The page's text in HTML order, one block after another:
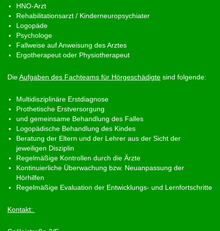
HNO-Arzt
Rehabilitationsarzt / Kinderneuropsychiater
Logopäde
Psychologe
Fallweise auf Anweisung des Arztes
Ergotherapeut oder Physiotherapeut
DieAufgaben des Fachteams für Hörgeschädigte sind folgende:
Multidisziplinäre Erstdiagnose
Prothetische Erstversorgung
und gemeinsame Behandlung des Falles
Logopädische Behandlung des Kindes
Beratung der Eltern und der Lehrer aus der Sicht der
jeweiligen Disziplin
Regelmäßige Kontrollen durch die Ärzte
Kontinuierliche Überwachung bzw. Neuanpassung der
Hörhilfen
Regelmäßige Evaluation der Entwicklungs- und Lernfortschritte
Kontakt: